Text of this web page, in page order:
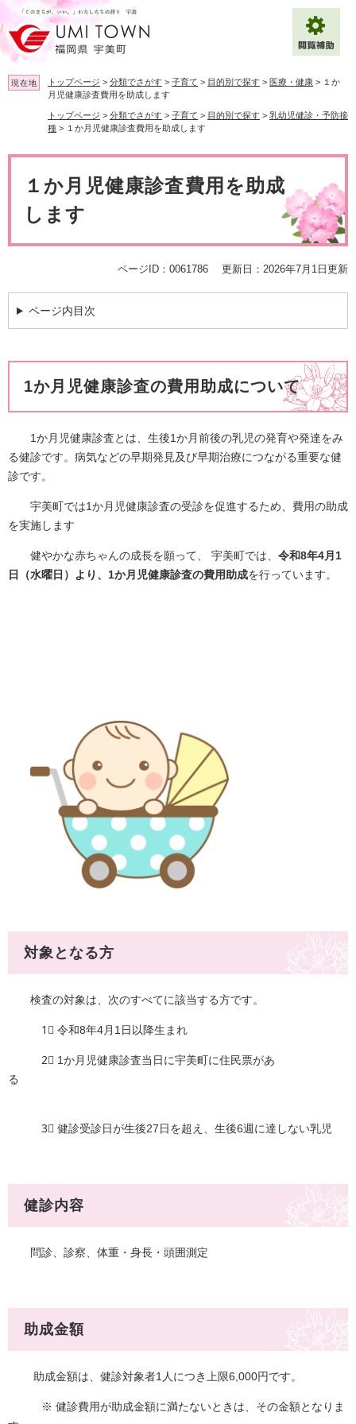
ー
ジ
の
先
頭
ニ
ュ
ー
を
飛
本
文字サイズ 標準 拡大
背景色変更 白 黒 青
Multilingual（English・中文・한글）
現在地 トップページ > 分類でさがす > 子育て > 目的別で探す > 医療・健康 > １か
月児健康診査費用を助成します
トップページ > 分類でさがす > 子育て > 目的別で探す > 乳幼児健診・予防接
種 > １か月児健康診査費用を助成します
１か月児健康診査費用を助成
します
ページID：0061786 更新日：2026年7月1日更新
ページ内目次
1か月児健康診査の費用助成について
1か月児健康診査とは、生後1か月前後の乳児の発育や発達をみ
る健診です。病気などの早期発見及び早期治療につながる重要な健
診です。
宇美町では1か月児健康診査の受診を促進するため、費用の助成
を実施します
健やかな赤ちゃんの成長を願って、 宇美町では、 令和8年4月1
日（水曜日）より、1か月児健康診査の費用助成を行っています。
対象となる方
検査の対象は、次のすべてに該当する方です。
1⃣ 令和8年4月1日以降生まれ​
2⃣ 1か月児健康診査当日に宇美町に住民票があ
る ​
3⃣ 健診受診日が生後27日を超え、生後6週に達しない乳児
健診内容
問診、診察、体重・身長・頭囲測定
助成金額
助成金額は、健診対象者1人につき上限6,000円です。
※ 健診費用が助成金額に満たないときは、その金額となりま